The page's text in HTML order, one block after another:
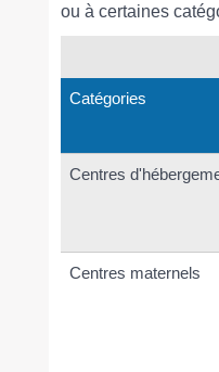
ou à certaines
Catégories
Centres
Centres maternels